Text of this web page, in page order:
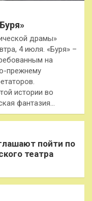
драмы»
4 июля. «Буря» –
на
прежнему
истории во
фантазия…
пойти по
театра